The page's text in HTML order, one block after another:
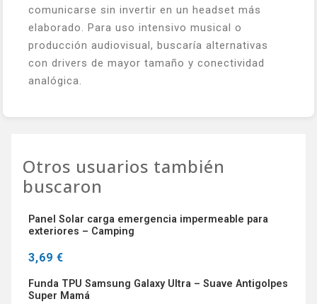
comunicarse sin invertir en un headset más
elaborado. Para uso intensivo musical o
producción audiovisual, buscaría alternativas
con drivers de mayor tamaño y conectividad
analógica.
Otros usuarios también
buscaron
Panel Solar carga emergencia impermeable para
exteriores – Camping
3,69 €
Funda TPU Samsung Galaxy Ultra – Suave Antigolpes
Super Mamá